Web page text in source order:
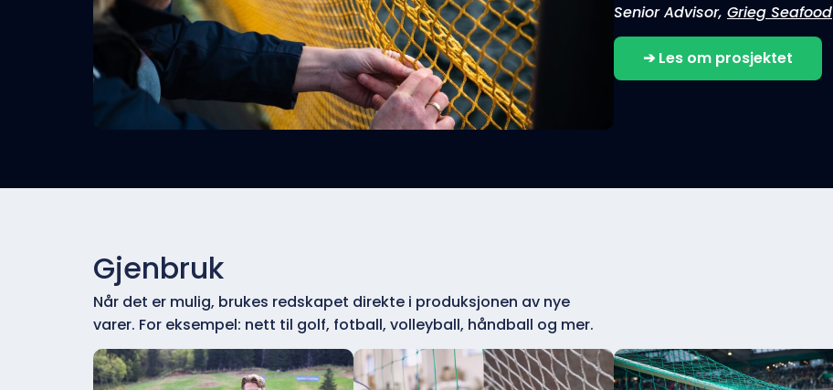
Senior Advisor, Grieg Seafood
➔ Les om prosjektet
Gjenbruk
Når det er mulig, brukes redskapet direkte i produksjonen av nye
varer. For eksempel: nett til golf, fotball, volleyball, håndball og mer.